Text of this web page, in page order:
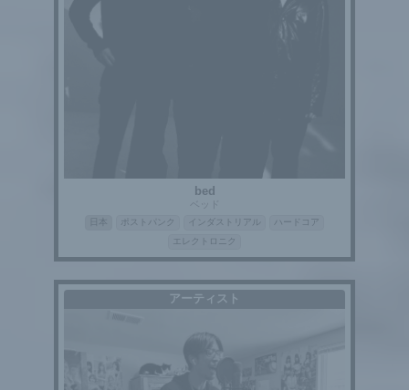
bed
ベッド
ポストパンク インダストリアル
ハードコア
エレクトロニク
アーティスト